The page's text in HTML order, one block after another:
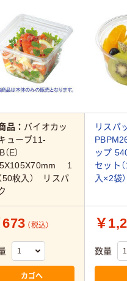
品： バイオカッ
ューブ11-
（E）
1
50枚入） リスパ
リスパ
ップ
セット
入×2袋）
673 （税込）
カゴへ
￥
数量